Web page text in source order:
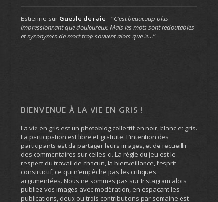
Estienne sur Gueule de raie : “C’est beaucoup plus
impressionnant que douloureux. Mais les mots sont redoutables
et synonymes de mort trop souvent alors que le…”
BIENVENUE À LA VIE EN GRIS !
La vie en gris est un photoblog collectif en noir, blanc et gris.
La participation est libre et gratuite. L’intention des
participants est de partager leurs images, et de recueillir
des commentaires sur celles-ci. La règle du jeu est le
respect du travail de chacun, la bienveillance, l’esprit
constructif, ce qui n’empêche pas les critiques
argumentées. Nous ne sommes pas sur Instagram alors
publiez vos images avec modération, en espaçant les
publications, deux ou trois contributions par semaine est